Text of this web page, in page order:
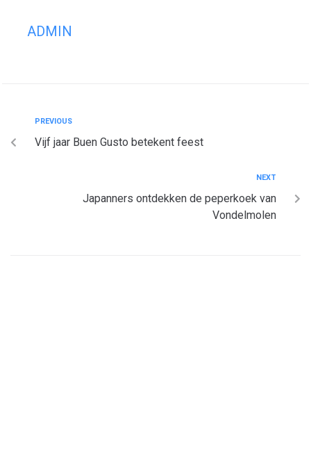
ADMIN
PREVIOUS
Vijf jaar Buen Gusto betekent feest
NEXT
Japanners ontdekken de peperkoek van
Vondelmolen